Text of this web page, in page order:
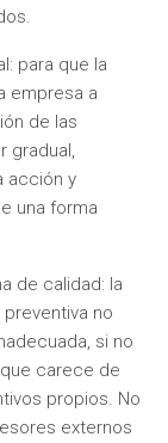
para que la
empresa a
de las
gradual,
acción y
una forma
de calidad: la
no
si no
carece de
propios. No
externos